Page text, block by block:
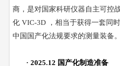
商，是对国家科研仪器自主可控
化 VIC-3D ，相当于获得一套同
中国国产化法规要求的测量装备。
· 2025.12 国产化制造准备